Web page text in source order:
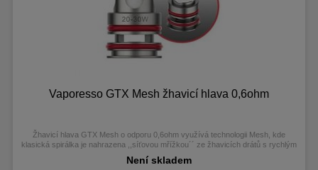
Vaporesso GTX Mesh žhavicí hlava 0,6ohm
Žhavicí hlava GTX Mesh o odporu 0,6ohm využívá technologii Mesh, kde
klasická spirálka je nahrazena ,,síťovou mřížkou´´ ze žhavicích drátů s rychlým
procesem rozžhavení a velkou tvorbou páry.
Není skladem